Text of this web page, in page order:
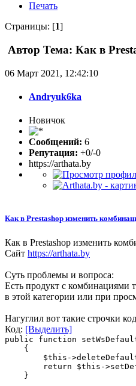
Печать
Страницы: [1]
Автор Тема: Как в
06 Март 2021, 12:42:10
Andryuk6ka
Новичок
Сообщений: 6
Репутация: +0/-0
https://arthata.by
Как в Prestashop изменить
Как в Prestashop изменить
Сайт https://arthata.by
Суть проблемы и вопроса:
Есть продукт с комбинациями
в этой категории или при
Нагуглил вот такие строчки
Код: [Выделить]
public function
{
$this-
return $this-
}